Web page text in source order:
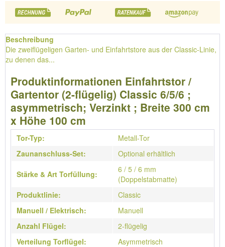
Beschreibung
Die zweiflügeligen Garten- und Einfahrtstore aus der Classic-Linie,
zu denen das...
Produktinformationen Einfahrtstor /
Gartentor (2-flügelig) Classic 6/5/6 ;
asymmetrisch; Verzinkt ; Breite 300 cm
x Höhe 100 cm
Tor-Typ:
Metall-Tor
Zaunanschluss-Set:
Optional erhältlich
Stärke & Art Torfüllung:
6 / 5 / 6 mm
(Doppelstabmatte)
Produktlinie:
Classic
Manuell / Elektrisch:
Manuell
Anzahl Flügel:
2-flügelig
Verteilung Torflügel:
Asymmetrisch